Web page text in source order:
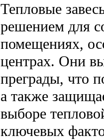
Тепловые
решением для
помещениях,
центрах. Они
преграды, что
а также
выборе
ключевых